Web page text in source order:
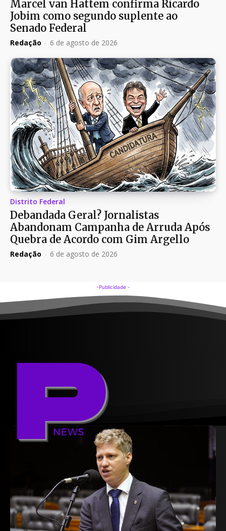
Marcel van Hattem confirma Ricardo
Jobim como segundo suplente ao
Senado Federal
Redação - 6 de agosto de 2026
Distrito Federal
Debandada Geral? Jornalistas
Abandonam Campanha de Arruda Após
Quebra de Acordo com Gim Argello
Redação - 6 de agosto de 2026
-Publicidade -